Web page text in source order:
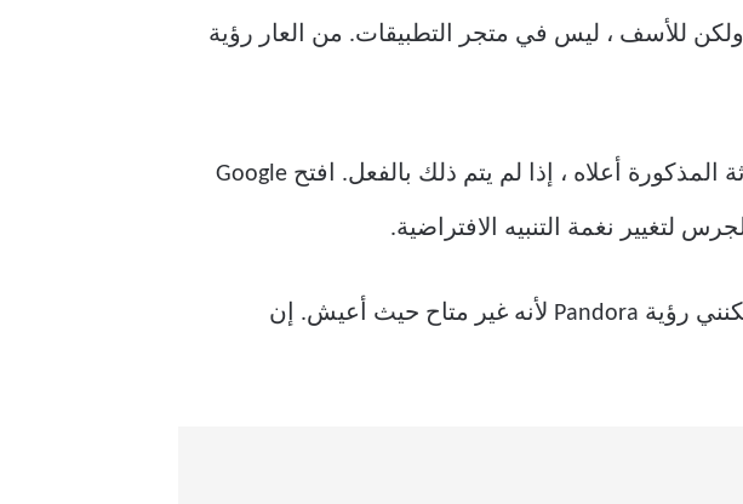
أول ما عليك فعله هو تنزيل تطبيق Google Clock. إنه متاح في متجر Play ولكن للأسف ، ليس في متجر التطبيقات. من العار رؤية
ستقوم الآن بتنزيل وتسجيل الدخول إلى أحد تطبيقات بث الموسيقى الثلاثة المذكورة أعلاه ، إذا لم يتم ذلك بالفعل. افتح Google
ستلاحظ هنا ثلاثة خيارات وهي Spotify و Pandora و YouTube Music. لا يمكنني رؤية Pandora لأنه غير متاح حيث أعيش. إن